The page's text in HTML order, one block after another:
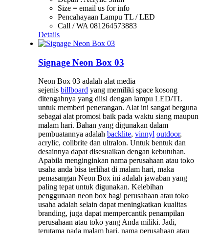
Size = email us for info
Pencahayaan Lampu TL / LED
Call / WA 081264573883
Details
Signage Neon Box 03
Neon Box 03 adalah alat media
sejenis billboard yang memiliki space kosong
ditengahnya yang diisi dengan lampu LED/TL
untuk memberi penerangan. Alat ini sangat berguna
sebagai alat promosi baik pada waktu siang maupun
malam hari. Bahan yang digunakan dalam
pembuatannya adalah backlite, vinnyl outdoor,
acrylic, colibrite dan ultralon. Untuk bentuk dan
desainnya dapat disesuaikan dengan kebutuhan.
Apabila menginginkan nama perusahaan atau toko
usaha anda bisa terlihat di malam hari, maka
pemasangan Neon Box ini adalah jawaban yang
paling tepat untuk digunakan. Kelebihan
penggunaan neon box bagi perusahaan atau toko
usaha adalah selain dapat meningkatkan kualitas
branding, juga dapat mempercantik penampilan
perusahaan atau toko yang Anda miliki. Jadi,
terutama pada malam hari, nama perusahaan atau